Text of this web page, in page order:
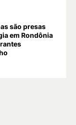
são presas
em Rondônia